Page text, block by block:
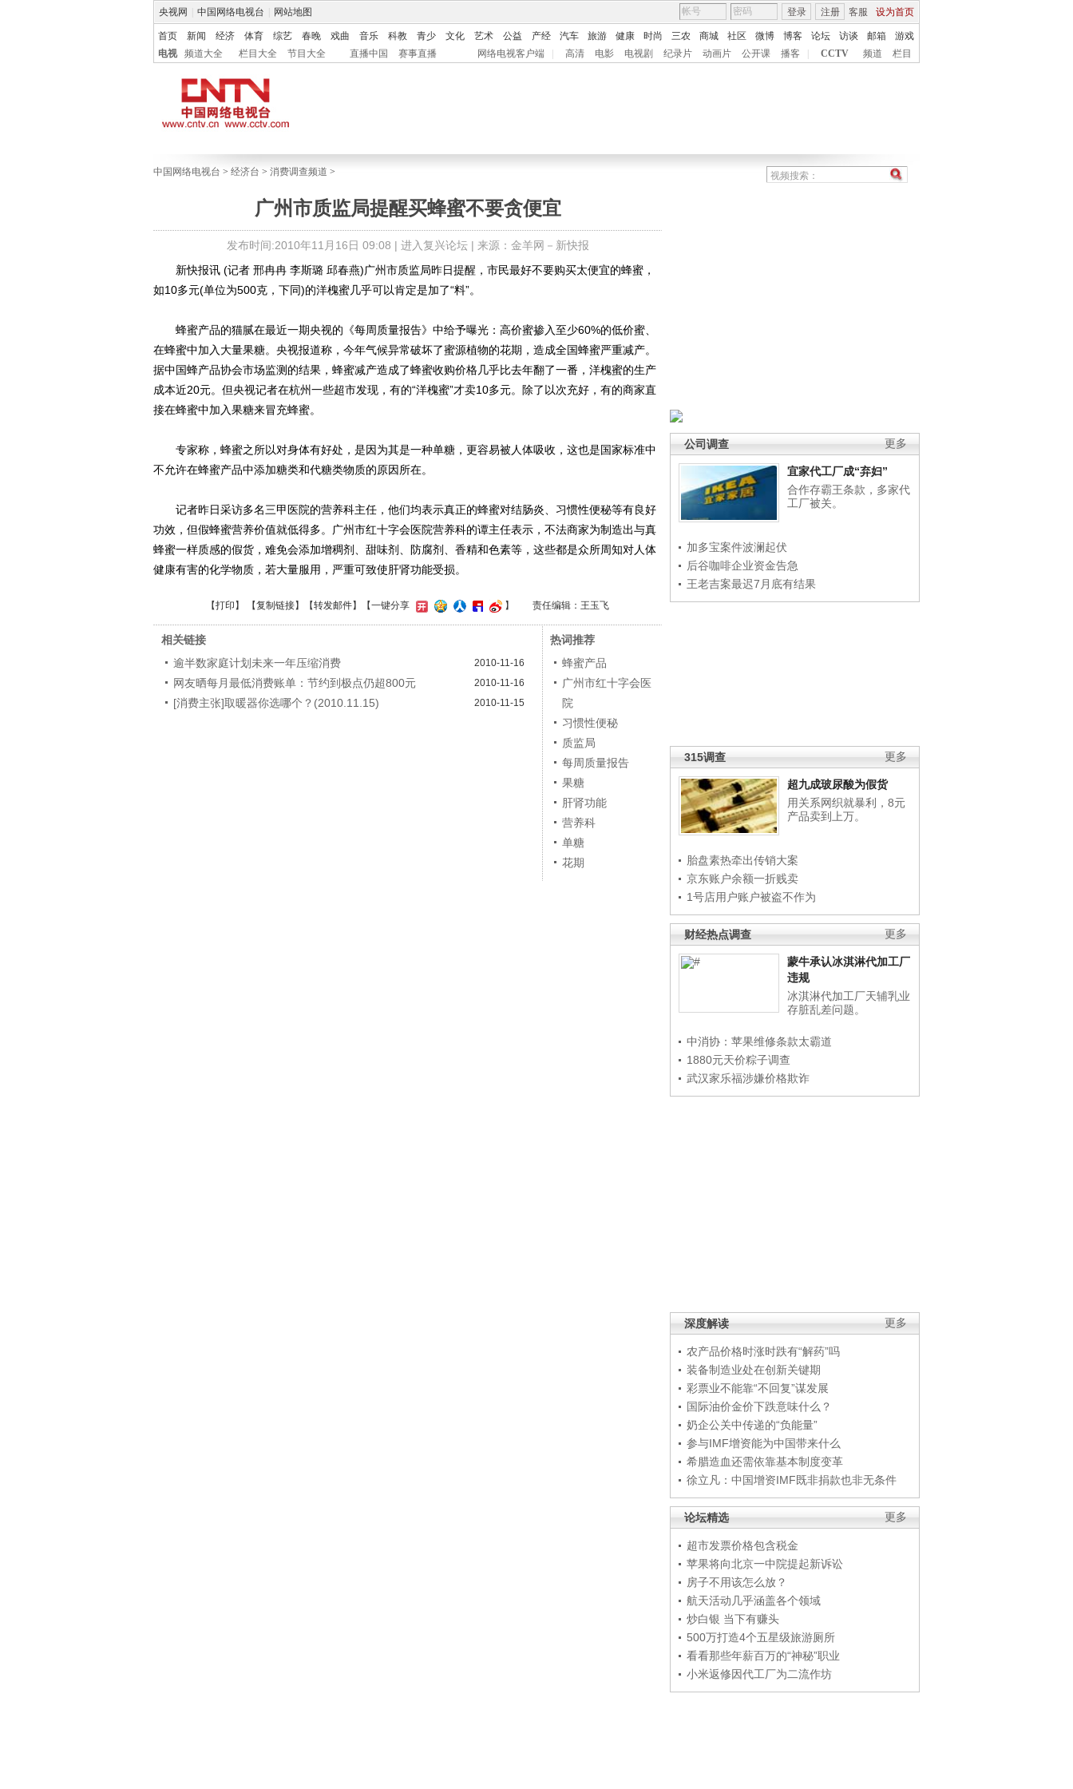
央视网 中国网络电视台 网站地图 客服 设为首页
登录 注册
首页 新闻 经济 体育 综艺 春晚 戏曲 音乐 科教 青少 文化 艺术 公益 产经 汽车 旅游 健康 时尚 三农 商城 社区 微博 博客 论坛 访谈 邮箱
游戏
电视
频道大全 栏目大全 节目大全 直播中国 赛事直播 网络电视客户端 高清 电影 电视剧 纪录片 动画片 公开课 播客 CCTV 频道 栏目
中国网络电视台 > 经济台 > 消费调查频道 >
广州市质监局提醒买蜂蜜不要贪便宜
发布时间:2010年11月16日 09:08 | 进入复兴论坛| 来源：金羊网－新快报
更多
公司调查
宜家代工厂成“弃妇”
合作存霸王条款，多家代
工厂被关。
加多宝案件波澜起伏
后谷咖啡企业资金告急
王老吉案最迟7月底有结果
更多
315调查
超九成玻尿酸为假货
用关系网织就暴利，8元
产品卖到上万。
胎盘素热牵出传销大案
京东账户余额一折贱卖
1号店用户账户被盗不作为
更多
财经热点调查
蒙牛承认冰淇淋代加工厂
违规
冰淇淋代加工厂天辅乳业
存脏乱差问题。
中消协：苹果维修条款太霸道
1880元天价粽子调查
武汉家乐福涉嫌价格欺诈
更多
深度解读
农产品价格时涨时跌有“解药”吗
装备制造业处在创新关键期
彩票业不能靠“不回复”谋发展
国际油价金价下跌意味什么？
奶企公关中传递的“负能量”
参与IMF增资能为中国带来什么
希腊造血还需依靠基本制度变革
徐立凡：中国增资IMF既非捐款也非无条件
更多
论坛精选
超市发票价格包含税金
苹果将向北京一中院提起新诉讼
房子不用该怎么放？
航天活动几乎涵盖各个领域
炒白银 当下有赚头
500万打造4个五星级旅游厕所
看看那些年薪百万的“神秘”职业
小米返修因代工厂为二流作坊
新快报讯 (记者 邢冉冉 李斯璐 邱春燕)广州市质监局昨日提醒，市民最好不要购买太便宜的蜂蜜，
如10多元(单位为500克，下同)的洋槐蜜几乎可以肯定是加了“料”。
蜂蜜产品的猫腻在最近一期央视的《每周质量报告》中给予曝光：高价蜜掺入至少60%的低价蜜、
在蜂蜜中加入大量果糖。央视报道称，今年气候异常破坏了蜜源植物的花期，造成全国蜂蜜严重减产。
据中国蜂产品协会市场监测的结果，蜂蜜减产造成了蜂蜜收购价格几乎比去年翻了一番，洋槐蜜的生产
成本近20元。但央视记者在杭州一些超市发现，有的“洋槐蜜”才卖10多元。除了以次充好，有的商家直
接在蜂蜜中加入果糖来冒充蜂蜜。
专家称，蜂蜜之所以对身体有好处，是因为其是一种单糖，更容易被人体吸收，这也是国家标准中
不允许在蜂蜜产品中添加糖类和代糖类物质的原因所在。
记者昨日采访多名三甲医院的营养科主任，他们均表示真正的蜂蜜对结肠炎、习惯性便秘等有良好
功效，但假蜂蜜营养价值就低得多。广州市红十字会医院营养科的谭主任表示，不法商家为制造出与真
蜂蜜一样质感的假货，难免会添加增稠剂、甜味剂、防腐剂、香精和色素等，这些都是众所周知对人体
健康有害的化学物质，若大量服用，严重可致使肝肾功能受损。
【打印 】 【复制链接】【转发邮件】 【一键分享 】 责任编辑：王玉飞
相关链接
逾半数家庭计划未来一年压缩消费
2010-11-16
网友晒每月最低消费账单：节约到极点仍超800元 2010-11-16
[消费主张]取暖器你选哪个？(2010.11.15) 2010-11-15
热词推荐
蜂蜜产品
广州市红十字会医
院
习惯性便秘
质监局
每周质量报告
果糖
肝肾功能
营养科
单糖
花期